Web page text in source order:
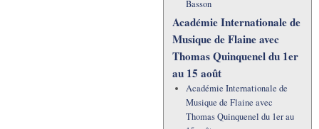
Basson
Académie Internationale de
Musique de Flaine avec
Thomas Quinquenel du 1er
au 15 août
Académie Internationale de
Musique de Flaine avec
Thomas Quinquenel du 1er au